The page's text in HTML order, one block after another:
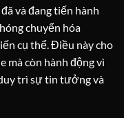
và đang tiến hành
chuyển hóa
cụ thể. Điều này cho
mà còn hành động vì
trì sự tin tưởng và